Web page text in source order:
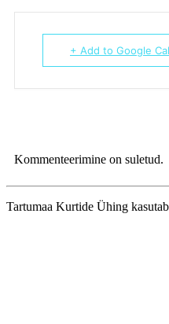
+ Add to Google
Kommenteerimine on suletud.
Tartumaa Kurtide Ühing kasutab